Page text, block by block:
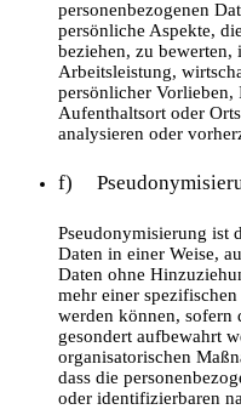
personenbezogenen
persönliche Aspekte,
beziehen, zu bewerten,
Arbeitsleistung,
persönlicher Vorlieben,
Aufenthaltsort oder
analysieren oder
f)
Pseudonymisierung ist
Daten in einer Weise,
Daten ohne
mehr einer
werden können, sofern
gesondert aufbewahrt
organisatorischen
dass die
oder identifizierbaren